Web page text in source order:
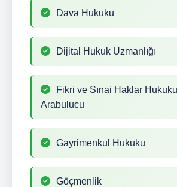
Dava Hukuku
Dijital Hukuk Uzmanlığı
Fikri ve Sınai Haklar
Arabulucu
Gayrimenkul Hukuku
Göçmenlik